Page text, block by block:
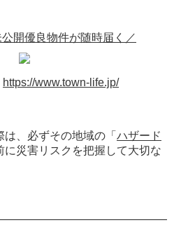
開優良物件が随時届く／
https://www.town-life.jp/
、必ずその地域の「 ハザード
に災害リスクを把握して大切な